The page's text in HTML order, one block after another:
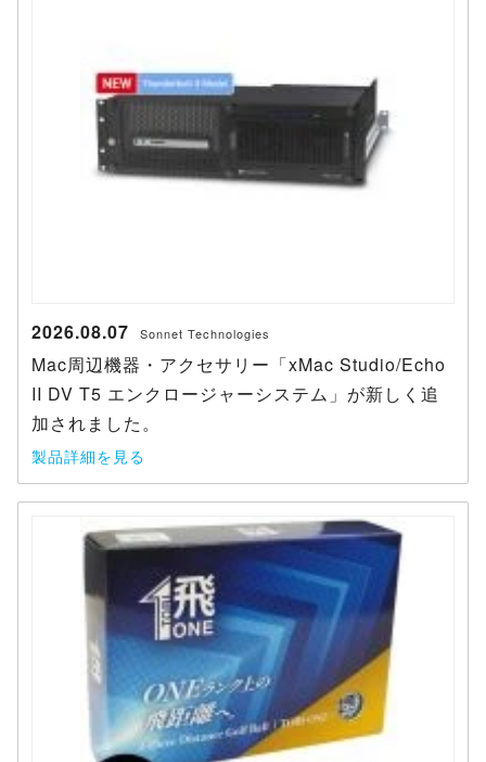
2026.08.07 Sonnet Technologies
Mac周辺機器・アクセサリー「xMac Studio/Echo
II DV T5 エンクロージャーシステム」が新しく追
加されました。
製品詳細を見る